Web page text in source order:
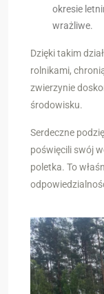
okresie
wrażliwe.
Dzięki takim
rolnikami,
zwierzynie
środowisku.
Serdeczne
poświęcili swój
poletka. To